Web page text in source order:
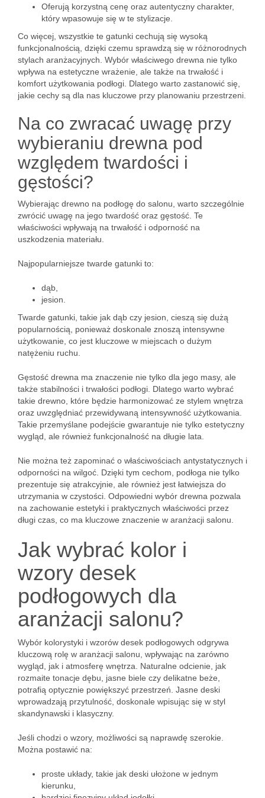
Oferują korzystną cenę oraz autentyczny charakter,
który wpasowuje się w te stylizacje.
Co więcej, wszystkie te gatunki cechują się wysoką
funkcjonalnością, dzięki czemu sprawdzą się w różnorodnych
stylach aranżacyjnych. Wybór właściwego drewna nie tylko
wpływa na estetyczne wrażenie, ale także na trwałość i
komfort użytkowania podłogi. Dlatego warto zastanowić się,
jakie cechy są dla nas kluczowe przy planowaniu przestrzeni.
Na co zwracać uwagę przy
wybieraniu drewna pod
względem twardości i
gęstości?
Wybierając drewno na podłogę do salonu, warto szczególnie
zwrócić uwagę na jego twardość oraz gęstość. Te
właściwości wpływają na trwałość i odporność na
uszkodzenia materiału.
Najpopularniejsze twarde gatunki to:
dąb,
jesion.
Twarde gatunki, takie jak dąb czy jesion, cieszą się dużą
popularnością, ponieważ doskonale znoszą intensywne
użytkowanie, co jest kluczowe w miejscach o dużym
natężeniu ruchu.
Gęstość drewna ma znaczenie nie tylko dla jego masy, ale
także stabilności i trwałości podłogi. Dlatego warto wybrać
takie drewno, które będzie harmonizować ze stylem wnętrza
oraz uwzględniać przewidywaną intensywność użytkowania.
Takie przemyślane podejście gwarantuje nie tylko estetyczny
wygląd, ale również funkcjonalność na długie lata.
Nie można też zapominać o właściwościach antystatycznych i
odporności na wilgoć. Dzięki tym cechom, podłoga nie tylko
prezentuje się atrakcyjnie, ale również jest łatwiejsza do
utrzymania w czystości. Odpowiedni wybór drewna pozwala
na zachowanie estetyki i praktycznych właściwości przez
długi czas, co ma kluczowe znaczenie w aranżacji salonu.
Jak wybrać kolor i
wzory desek
podłogowych dla
aranżacji salonu?
Wybór kolorystyki i wzorów desek podłogowych odgrywa
kluczową rolę w aranżacji salonu, wpływając na zarówno
wygląd, jak i atmosferę wnętrza. Naturalne odcienie, jak
rozmaite tonacje dębu, jasne biele czy delikatne beże,
potrafią optycznie powiększyć przestrzeń. Jasne deski
wprowadzają przytulność, doskonale wpisując się w styl
skandynawski i klasyczny.
Jeśli chodzi o wzory, możliwości są naprawdę szerokie.
Można postawić na:
proste układy, takie jak deski ułożone w jednym
kierunku,